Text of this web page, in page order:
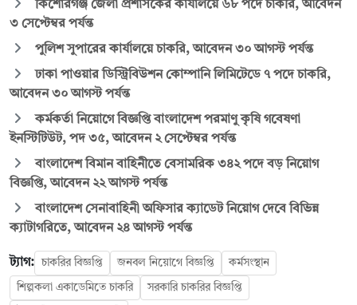
কিশোরগঞ্জ জেলা প্রশাসকের কার্যালয়ে ৬৮ পদে চাকরি, আবেদন
৩ সেপ্টেম্বর পর্যন্ত
পুলিশ সুপারের কার্যালয়ে চাকরি, আবেদন ৩০ আগস্ট পর্যন্ত
ঢাকা পাওয়ার ডিস্ট্রিবিউশন কোম্পানি লিমিটেডে ৭ পদে চাকরি,
আবেদন ৩০ আগস্ট পর্যন্ত
কর্মকর্তা নিয়োগে বিজ্ঞপ্তি বাংলাদেশ পরমাণু কৃষি গবেষণা
ইনস্টিটিউট, পদ ৩৫, আবেদন ২ সেপ্টেম্বর পর্যন্ত
বাংলাদেশ বিমান বাহিনীতে বেসামরিক ৩৪২ পদে বড় নিয়োগ
বিজ্ঞপ্তি, আবেদন ২২ আগস্ট পর্যন্ত
বাংলাদেশ সেনাবাহিনী অফিসার ক্যাডেট নিয়োগ দেবে বিভিন্ন
ক্যাটাগরিতে, আবেদন ২৪ আগস্ট পর্যন্ত
ট্যাগ: চাকরির বিজ্ঞপ্তি জনবল নিয়োগে বিজ্ঞপ্তি কর্মসংস্থান
শিল্পকলা একাডেমিতে চাকরি সরকারি চাকরির বিজ্ঞপ্তি